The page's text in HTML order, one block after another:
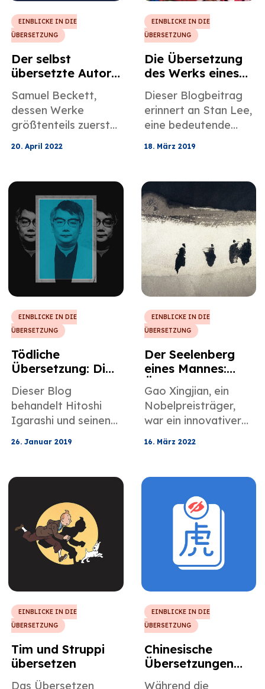
ehmens MotaWord
ausführlich
beschrieben.
beeinflusst haben.
EINBLICKE IN DIE
ÜBERSETZUNG
Der selbst
übersetzte Autor:
Samuel Beckett
Samuel Beckett,
dessen Werke
größtenteils zuerst
auf Französisch
geschrieben und
ins Englische
übersetzt wurden, ist
neben den
Kernthemen seiner
Werke das Thema
dieses Artikels von
Famous Translators.
20. April 2022
EINBLICKE IN DIE
ÜBERSETZUNG
Die Übersetzung
des Werks eines
echten
Superhelden -
Erinnerungen an
Stan Lee
Dieser Blogbeitrag
erinnert an Stan Lee,
eine bedeutende
Figur in der Comic-
Sprachen übersetzt
wurden, darunter
Chinesisch,
Japanisch,
Koreanisch und
Spanisch.
18. März 2019
EINBLICKE IN DIE
ÜBERSETZUNG
Tödliche
Übersetzung: Die
Politik von Hitoshi
Igarashis
japanischer
Version der
satanischen Verse
Dieser Blog
behandelt Hitoshi
Igarashi und seinen
von Salman Rushdie.
26. Januar 2019
EINBLICKE IN DIE
ÜBERSETZUNG
Der Seelenberg
eines Mannes:
Übersetzung von
Gao Xingjian
Gao Xingjian, ein
Nobelpreisträger,
war ein innovativer
dieser Artikel
beschreibt sein
Leben als eine
Person der Literatur
und harter Arbeit.
16. März 2022
EINBLICKE IN DIE
ÜBERSETZUNG
Tim und Struppi
übersetzen
Das Übersetzen
EINBLICKE IN DIE
ÜBERSETZUNG
Chinesische
Übersetzungen
unter den Augen
Während die